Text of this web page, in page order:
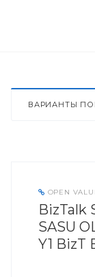
ВАРИАНТЫ
OPEN
BizTalk
SASU
Y1 BizT